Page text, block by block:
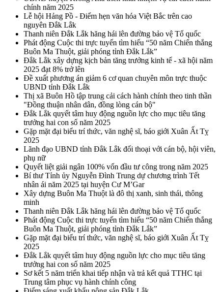
chính năm 2025
Lễ hội Hảng Pồ - Điểm hẹn văn hóa Việt Bắc trên cao
nguyên Đắk Lắk
Thanh niên Đắk Lắk hăng hái lên đường bảo vệ Tổ quốc
Phát động Cuộc thi trực tuyến tìm hiểu “50 năm Chiến thắng
Buôn Ma Thuột, giải phóng tỉnh Đắk Lắk”
Đắk Lắk xây dựng kịch bản tăng trưởng kinh tế - xã hội năm
2025 đạt 8% trở lên
Đề xuất phương án giảm 6 cơ quan chuyên môn trực thuộc
UBND tỉnh Đắk Lắk
Thị xã Buôn Hồ tập trung cải cách hành chính theo tinh thần
"Đồng thuận nhân dân, đồng lòng cán bộ"
Đắk Lắk quyết tâm huy động nguồn lực cho mục tiêu tăng
trưởng hai con số năm 2025
Gặp mặt đại biểu trí thức, văn nghệ sĩ, báo giới Xuân Ất Tỵ
2025
Lãnh đạo UBND tỉnh Đắk Lắk đối thoại với cán bộ, hội viên,
phụ nữ
Quyết liệt giải ngân 100% vốn đầu tư công trong năm 2025
Bí thư Tỉnh ủy Nguyễn Đình Trung dự chương trình Tết
nhân ái năm 2025 tại huyện Cư M’Gar
Xây dựng Buôn Ma Thuột là đô thị xanh, sinh thái, thông
minh
Thanh niên Đắk Lắk hăng hái lên đường bảo vệ Tổ quốc
Phát động Cuộc thi trực tuyến tìm hiểu “50 năm Chiến thắng
Buôn Ma Thuột, giải phóng tỉnh Đắk Lắk”
Gặp mặt đại biểu trí thức, văn nghệ sĩ, báo giới Xuân Ất Tỵ
2025
Đắk Lắk quyết tâm huy động nguồn lực cho mục tiêu tăng
trưởng hai con số năm 2025
Sơ kết 5 năm triển khai tiếp nhận và trả kết quả TTHC tại
Trung tâm phục vụ hành chính công